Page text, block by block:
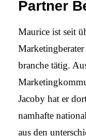
Partner
Maurice ist seit
branche tätig.
Jacoby hat er
namhafte
aus den